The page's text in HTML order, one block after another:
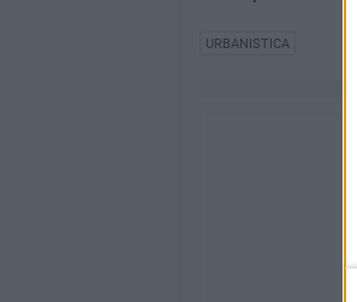
URBANISTICA